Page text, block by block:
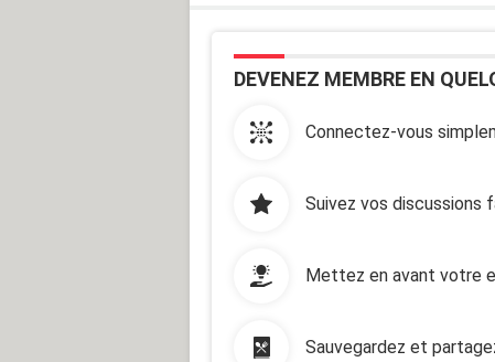
DEVENEZ MEMBRE EN
Connectez-vous
Suivez vos discussions
Mettez en avant votre
Sauvegardez et